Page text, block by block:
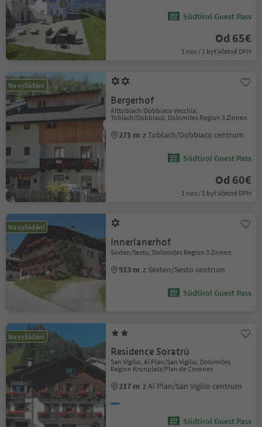
Südtirol Guest Pass
Od 65€
1 noc / 1 byt Včetně DPH
Na vyžádání
Bergerhof
Alttoblach/Dobbiaco Vecchia,
Toblach/Dobbiaco, Dolomites Region 3 Zinnen
271 m z Toblach/Dobbiaco centrum
Südtirol Guest Pass
Od 60€
1 noc / 1 byt Včetně DPH
Na vyžádání
Innerlanerhof
Sexten/Sesto, Dolomites Region 3 Zinnen
913 m z Sexten/Sesto centrum
Südtirol Guest Pass
Na vyžádání
Residence Soratrù
San Vigilio, Al Plan/San Vigilio, Dolomites
Region Kronplatz/Plan de Corones
217 m z Al Plan/San Vigilio centrum
Südtirol Guest Pass